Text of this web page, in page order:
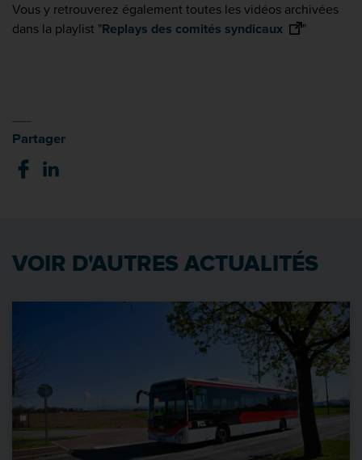
Vous y retrouverez également toutes les vidéos archivées
dans la playlist "Replays des comités syndicaux "
Partager
VOIR D'AUTRES ACTUALITÉS